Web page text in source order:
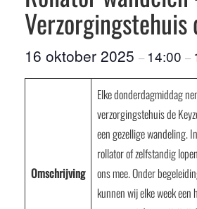
Verzorgingstehuis
16 oktober 2025 – 14:00 –
Omschrijving
Elke donderdagmiddag
verzorgingstehuis de
een gezellige wandeling.
rollator of zelfstandig
ons mee. Onder
kunnen wij elke week een